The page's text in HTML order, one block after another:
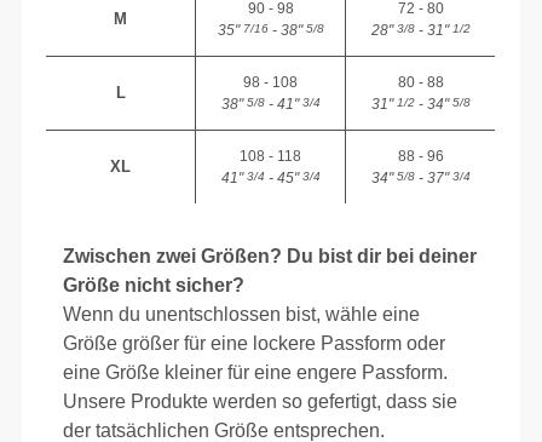
M
90 - 98
35"7/16- 38"5/8
72 - 80
28"3/8- 31"1/2
L
98 - 108
38"5/8- 41"3/4
80 - 88
31"1/2- 34"5/8
XL
108 - 118
41"3/4 - 45"3/4
88 - 96
34"5/8- 37"3/4
Zwischen zwei Größen? Du bist dir bei deiner
Größe nicht sicher?
Wenn du unentschlossen bist, wähle eine
Größe größer für eine lockere Passform oder
eine Größe kleiner für eine engere Passform.
Unsere Produkte werden so gefertigt, dass sie
der tatsächlichen Größe entsprechen.